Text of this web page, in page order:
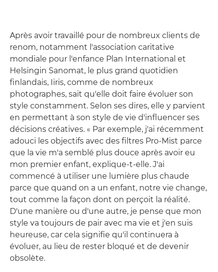
Après avoir travaillé pour de nombreux clients de
renom, notamment l'association caritative
mondiale pour l'enfance Plan International et
Helsingin Sanomat, le plus grand quotidien
finlandais, Iiris, comme de nombreux
photographes, sait qu'elle doit faire évoluer son
style constamment. Selon ses dires, elle y parvient
en permettant à son style de vie d'influencer ses
décisions créatives. « Par exemple, j'ai récemment
adouci les objectifs avec des filtres Pro-Mist parce
que la vie m'a semblé plus douce après avoir eu
mon premier enfant, explique-t-elle. J'ai
commencé à utiliser une lumière plus chaude
parce que quand on a un enfant, notre vie change,
tout comme la façon dont on perçoit la réalité.
D'une manière ou d'une autre, je pense que mon
style va toujours de pair avec ma vie et j'en suis
heureuse, car cela signifie qu'il continuera à
évoluer, au lieu de rester bloqué et de devenir
obsolète.